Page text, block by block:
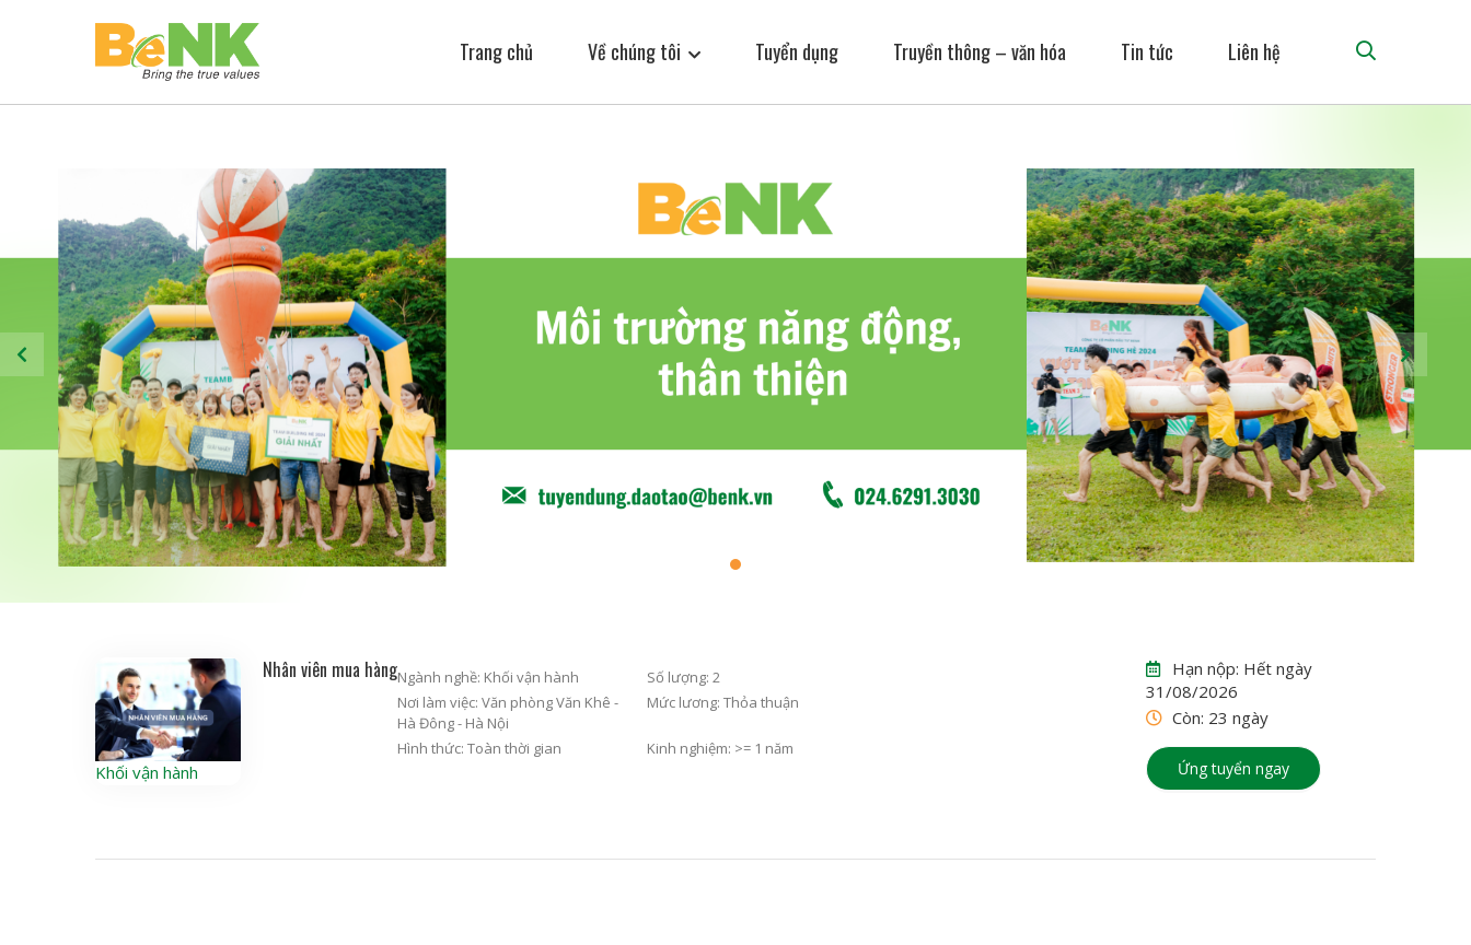
Trang chủ
+
Truyền thông – văn hóa
Tin tức
Liên hệ
Trang chủ Về chúng tôi Tuyển dụng Truyền thông – văn hóa Tin tức Liên hệ
Khối vận hành
Nhân viên mua hàngNgành nghề: Khối vận hành Số lượng: 2
Nơi làm việc: Văn phòng Văn Khê -
Hà Đông - Hà Nội
Mức lương: Thỏa thuận
Hình thức: Toàn thời gian Kinh nghiệm: >= 1 năm
Hạn nộp: Hết ngày
31/08/2026
Còn: 23 ngày
Ứng tuyển ngay